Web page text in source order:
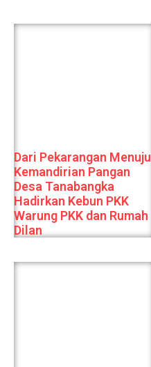
Dari Pekarangan Menuju
Kemandirian Pangan
Desa Tanabangka
Hadirkan Kebun PKK
Warung PKK dan Rumah
Dilan